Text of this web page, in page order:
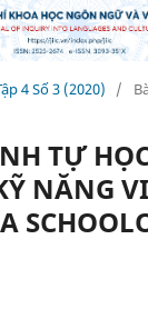
4 Số 3 (2020) /
TỰ
NĂNG